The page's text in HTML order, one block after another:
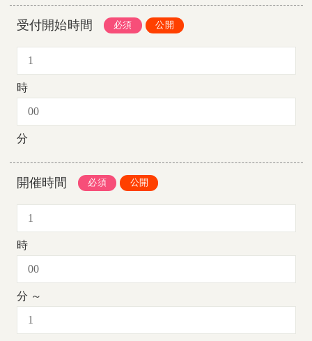
受付開始時間
時
分
開催時間
時
分 ～